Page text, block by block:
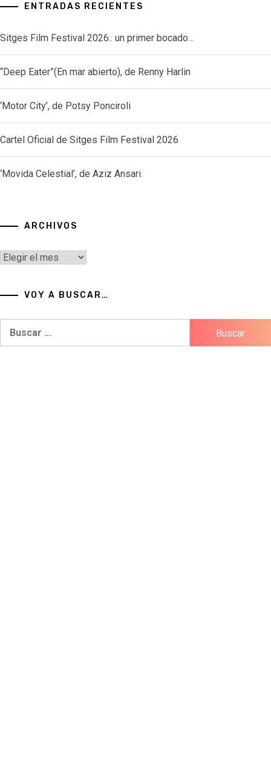
ENTRADAS RECIENTES
Sitges Film Festival 2026.. un primer bocado…
“Deep Eater”(En mar abierto), de Renny Harlin
‘Motor City’, de Potsy Ponciroli
Cartel Oficial de Sitges Film Festival 2026
‘Movida Celestial’, de Aziz Ansari.
ARCHIVOS
Archivos
VOY A BUSCAR…